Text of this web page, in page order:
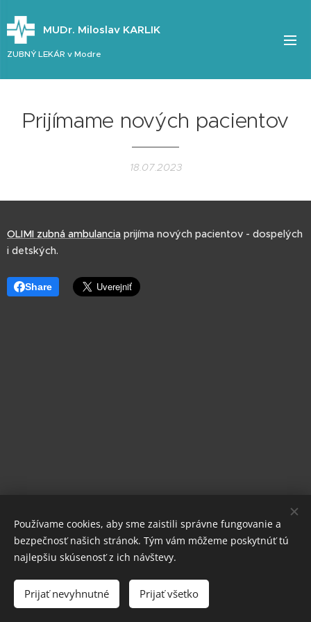
MUDr. Miloslav KARLIK
ZUBNÝ LEKÁR v Modre
Prijímame nových pacientov
18.07.2023
OLIMI zubná ambulancia prijíma nových pacientov - dospelých
i detských.
Share
Vytvorené službou
Používame cookies, aby sme zaistili správne fungovanie a
bezpečnosť našich stránok. Tým vám môžeme poskytnúť tú
najlepšiu skúsenosť z ich návštevy.
Prijať nevyhnutné Prijať všetko